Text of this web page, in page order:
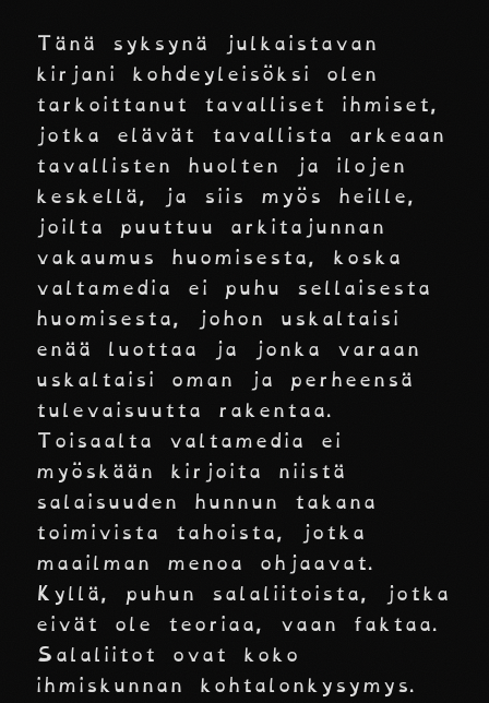
Tänä syksynä julkaistavan
kirjani kohdeyleisöksi olen
tarkoittanut tavalliset ihmiset,
jotka elävät tavallista arkeaan
tavallisten huolten ja ilojen
keskellä, ja siis myös heille,
joilta puuttuu arkitajunnan
vakaumus huomisesta, koska
valtamedia ei puhu sellaisesta
huomisesta, johon uskaltaisi
enää luottaa ja jonka varaan
uskaltaisi oman ja perheensä
tulevaisuutta rakentaa.
Toisaalta valtamedia ei
myöskään kirjoita niistä
salaisuuden hunnun takana
toimivista tahoista, jotka
maailman menoa ohjaavat.
Kyllä, puhun salaliitoista, jotka
eivät ole teoriaa, vaan faktaa.
Salaliitot ovat koko
ihmiskunnan kohtalonkysymys.